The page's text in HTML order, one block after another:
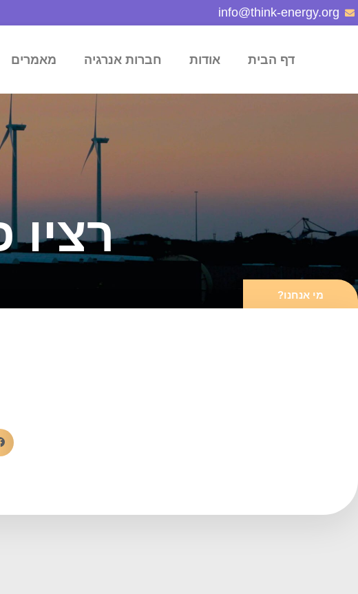
info@think-energy.org
דף הבית אודות חברות אנרגיה מאמרים
רציו
מי אנחנו?